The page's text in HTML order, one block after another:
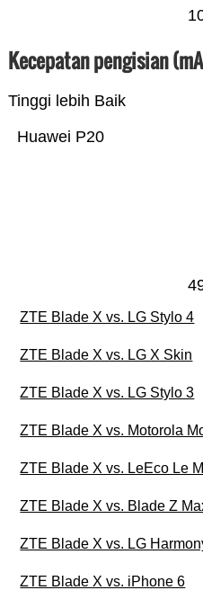
Kecepatan pengisian
Tinggi lebih Baik
Huawei P20
ZTE Blade X vs. LG Stylo 4
ZTE Blade X vs. LG X Skin
ZTE Blade X vs. LG Stylo 3
ZTE Blade X vs. Motorola
ZTE Blade X vs. LeEco Le
ZTE Blade X vs. Blade Z
ZTE Blade X vs. LG
ZTE Blade X vs. iPhone 6